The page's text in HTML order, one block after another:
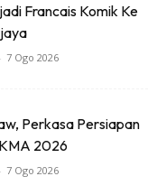
gambar.
peanut butter.
Francais Komik Ke
- 7 Ogo 2026
Perkasa Persiapan
2026
- 7 Ogo 2026